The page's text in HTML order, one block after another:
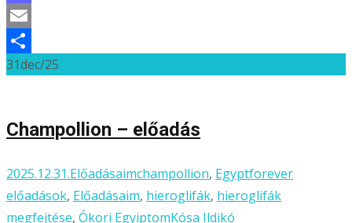
Mastodon
Email
Ossza
31dec/25
Champollion – előadás
2025.12.31.Előadásaimchampollion, Egyptforever
előadások, Előadásaim, hieroglifák, hieroglifák
megfejtése, Ókori EgyiptomKósa Ildikó